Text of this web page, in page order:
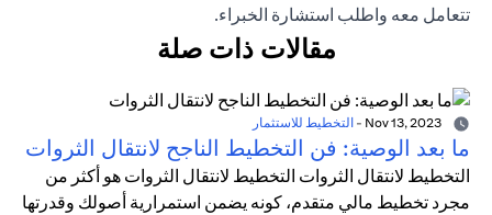
تتعامل معه واطلب استشارة الخبراء.
مقالات ذات صلة
- التخطيط للاستثمار
ما بعد الوصية: فن التخطيط الناجح لانتقال الثروات
التخطيط لانتقال الثروات التخطيط لانتقال الثروات هو أكثر من
مجرد تخطيط مالي متقدم، كونه يضمن استمرارية أصولك وقدرتها